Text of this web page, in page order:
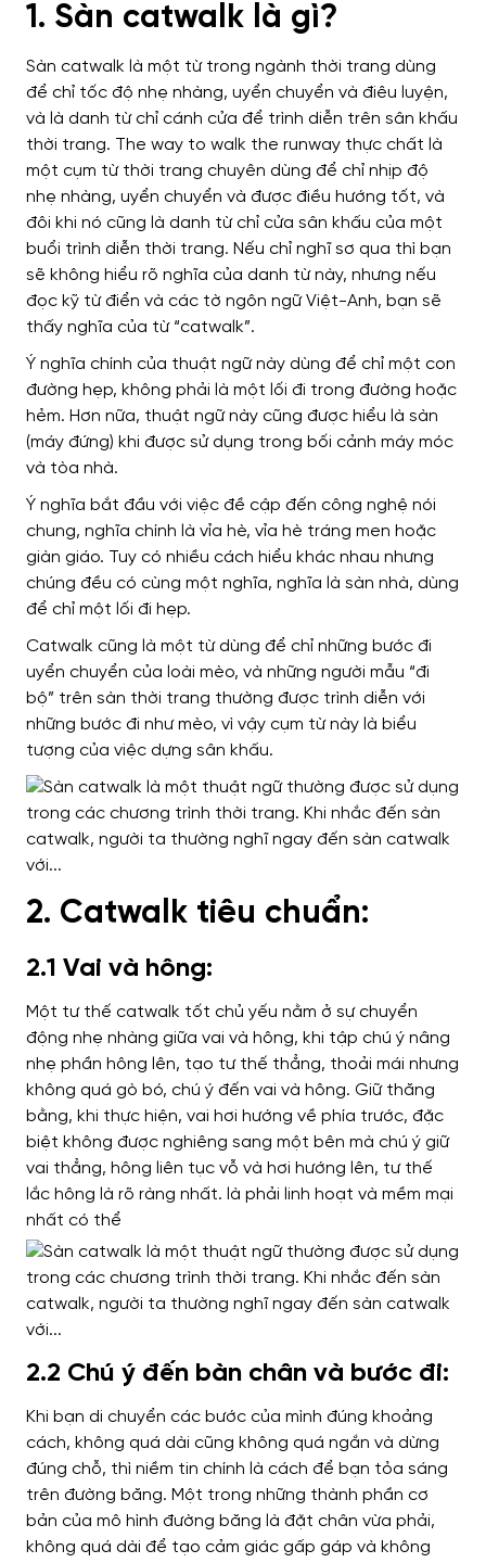
1. Sàn catwalk là gì?
Sàn catwalk là một từ trong ngành thời trang dùng
để chỉ tốc độ nhẹ nhàng, uyển chuyển và điêu luyện,
và là danh từ chỉ cánh cửa để trình diễn trên sân khấu
thời trang. The way to walk the runway thực chất là
một cụm từ thời trang chuyên dùng để chỉ nhịp độ
nhẹ nhàng, uyển chuyển và được điều hướng tốt, và
đôi khi nó cũng là danh từ chỉ cửa sân khấu của một
buổi trình diễn thời trang. Nếu chỉ nghĩ sơ qua thì bạn
sẽ không hiểu rõ nghĩa của danh từ này, nhưng nếu
đọc kỹ từ điển và các tờ ngôn ngữ Việt-Anh, bạn sẽ
thấy nghĩa của từ “catwalk”.
Ý nghĩa chính của thuật ngữ này dùng để chỉ một con
đường hẹp, không phải là một lối đi trong đường hoặc
hẻm. Hơn nữa, thuật ngữ này cũng được hiểu là sàn
(máy đứng) khi được sử dụng trong bối cảnh máy móc
và tòa nhà.
Ý nghĩa bắt đầu với việc đề cập đến công nghệ nói
chung, nghĩa chính là vỉa hè, vỉa hè tráng men hoặc
giàn giáo. Tuy có nhiều cách hiểu khác nhau nhưng
chúng đều có cùng một nghĩa, nghĩa là sàn nhà, dùng
để chỉ một lối đi hẹp.
Catwalk cũng là một từ dùng để chỉ những bước đi
uyển chuyển của loài mèo, và những người mẫu “đi
bộ” trên sàn thời trang thường được trình diễn với
những bước đi như mèo, vì vậy cụm từ này là biểu
tượng của việc dựng sân khấu.
2. Catwalk tiêu chuẩn:
2.1 Vai và hông:
Một tư thế catwalk tốt chủ yếu nằm ở sự chuyển
động nhẹ nhàng giữa vai và hông, khi tập chú ý nâng
nhẹ phần hông lên, tạo tư thế thẳng, thoải mái nhưng
không quá gò bó, chú ý đến vai và hông. Giữ thăng
bằng, khi thực hiện, vai hơi hướng về phía trước, đặc
biệt không được nghiêng sang một bên mà chú ý giữ
vai thẳng, hông liên tục vỗ và hơi hướng lên, tư thế
lắc hông là rõ ràng nhất. là phải linh hoạt và mềm mại
nhất có thể
2.2 Chú ý đến bàn chân và bước đi:
Khi bạn di chuyển các bước của mình đúng khoảng
cách, không quá dài cũng không quá ngắn và dừng
đúng chỗ, thì niềm tin chính là cách để bạn tỏa sáng
trên đường băng. Một trong những thành phần cơ
bản của mô hình đường băng là đặt chân vừa phải,
không quá dài để tạo cảm giác gấp gáp và không